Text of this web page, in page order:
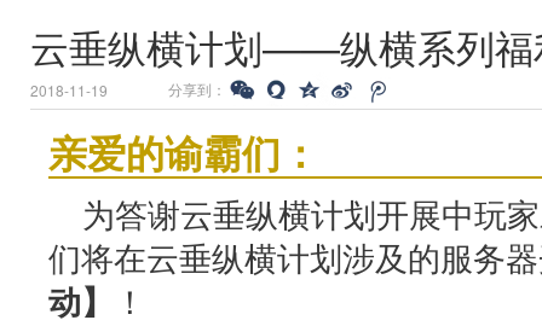
云垂纵横计划——纵横系列福
2018-11-19 分享到：
亲爱的谕霸们：
为答谢云垂纵横计划开展中玩
们将在云垂纵横计划涉及的服务
动】 ！